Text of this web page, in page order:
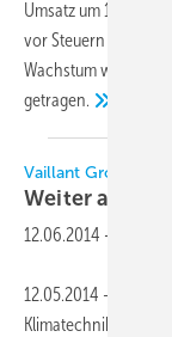
Umsatz um 13
vor Steuern ist im
Wachstum wird vor
getragen.
Vaillant Group
Weiter auf
12.06.2014 -
12.05.2014 – Der